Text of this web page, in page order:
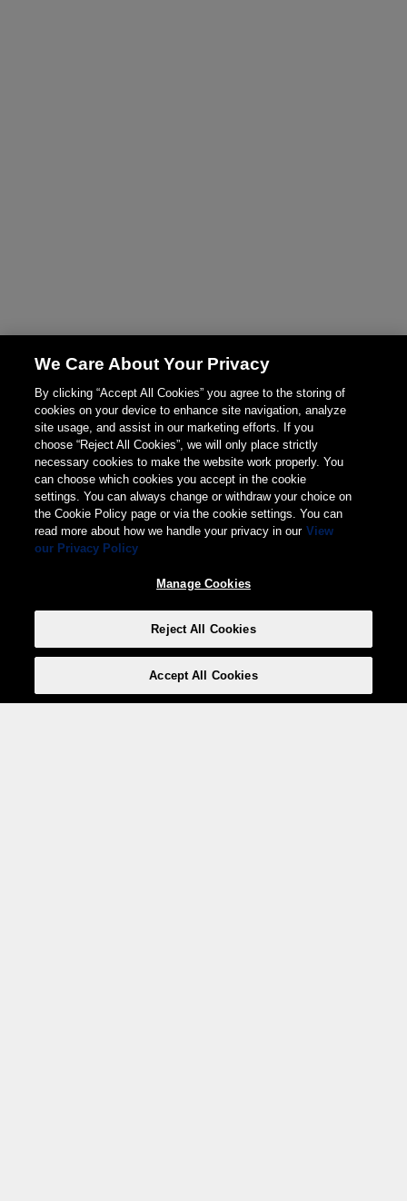
We Care About Your Privacy
By clicking “Accept All Cookies” you agree to the storing of
cookies on your device to enhance site navigation, analyze
site usage, and assist in our marketing efforts. If you
choose “Reject All Cookies”, we will only place strictly
necessary cookies to make the website work properly. You
can choose which cookies you accept in the cookie
settings. You can always change or withdraw your choice on
the Cookie Policy page or via the cookie settings. You can
read more about how we handle your privacy in our View
our Privacy Policy
Manage Cookies
Reject All Cookies
Accept All Cookies